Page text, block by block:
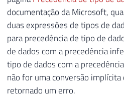
documentação da Microsoft,
duas expressões de tipos de
para precedência de tipo de
de dados com a precedência
tipo de dados com a
não for uma conversão
retornado um erro.